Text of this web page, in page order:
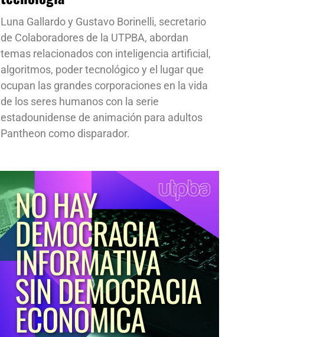
Luna Gallardo y Gustavo Borinelli, secretario
de Colaboradores de la UTPBA, abordan
temas relacionados con inteligencia artificial,
algoritmos, poder tecnológico y el lugar que
ocupan las grandes corporaciones en la vida
de los seres humanos con la serie
estadounidense de animación para adultos
Pantheon como disparador.